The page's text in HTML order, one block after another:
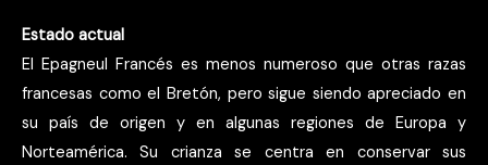
Estado actual
El Epagneul Francés es menos numeroso que otras razas
francesas como el Bretón, pero sigue siendo apreciado en
su país de origen y en algunas regiones de Europa y
Norteamérica. Su crianza se centra en conservar sus